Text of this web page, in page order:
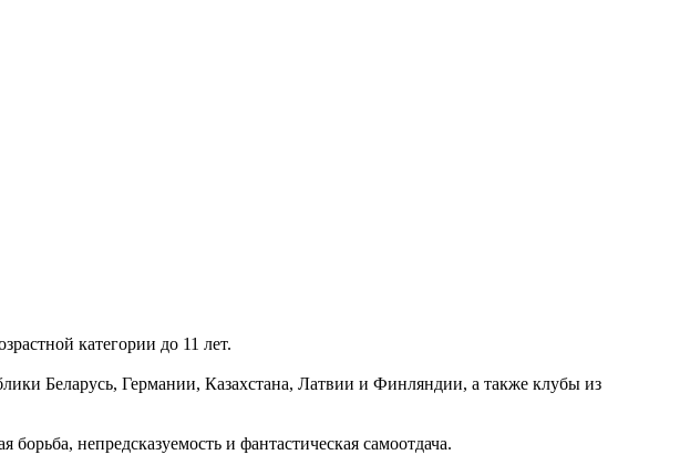
категории до 11 лет.
Беларусь, Германии, Казахстана, Латвии и Финляндии, а также клубы из
непредсказуемость и фантастическая самоотдача.